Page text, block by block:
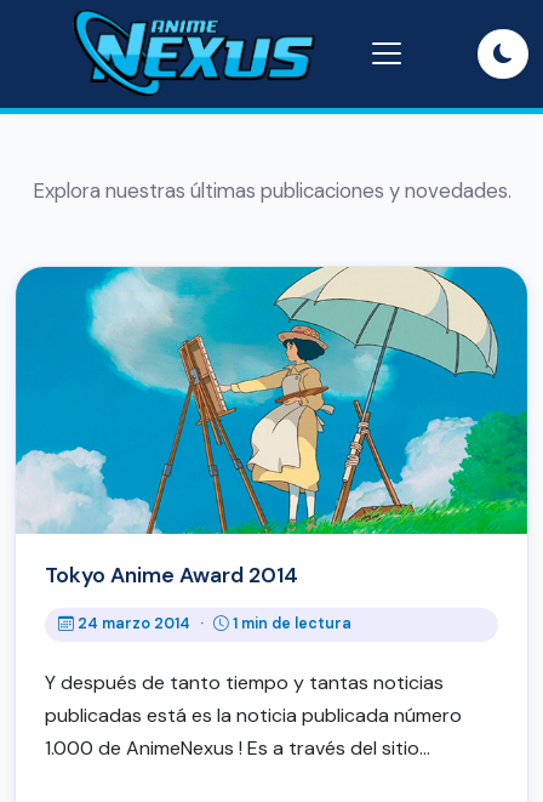
Explora nuestras últimas publicaciones y novedades.
Tokyo Anime Award 2014
24 marzo 2014 · 1 min de lectura
Y después de tanto tiempo y tantas noticias
publicadas está es la noticia publicada número
1.000 de AnimeNexus ! Es a través del sitio…